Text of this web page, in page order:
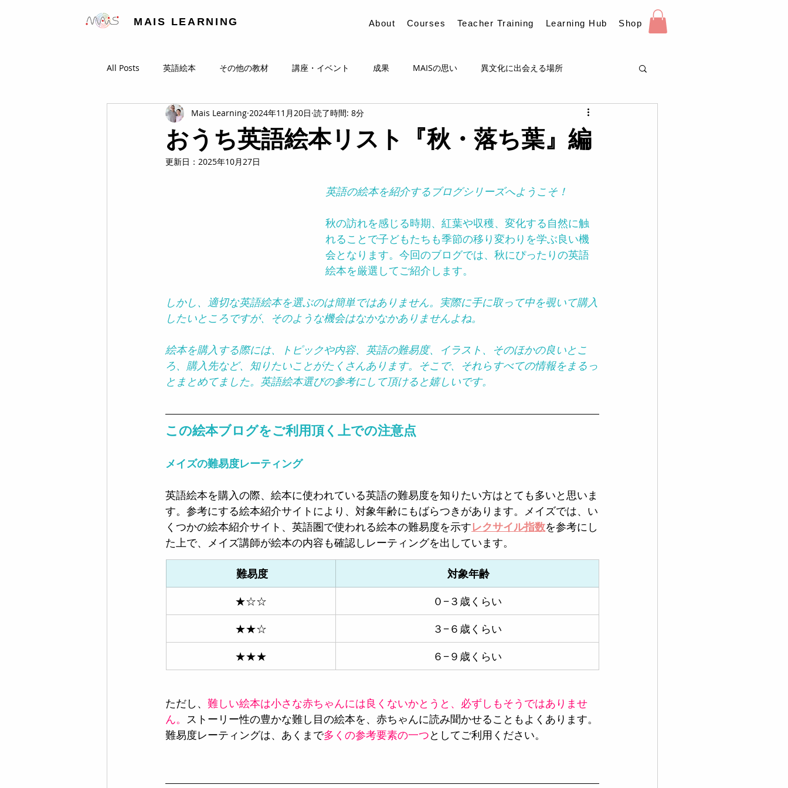
MAIS LEARNING About Courses Teacher Training Learning Hub Shop
All Posts 英語絵本 その他の教材 講座・イベント 成果 MAISの思い 異文化に出会える場所
おうち英語絵本リスト『秋・落ち葉』編
Mais Learning 2024年11月20日 読了時間: 8分
更新日： 2025年10月27日
英語の絵本を紹介するブログシリーズへようこそ！
秋の訪れを感じる時期、紅葉や収穫、変化する自然に触
れることで子どもたちも季節の移り変わりを学ぶ良い機
会となります。今回のブログでは、秋にぴったりの英語
絵本を厳選してご紹介します。
しかし、適切な英語絵本を選ぶのは簡単ではありません。実際に手に取って中を覗いて購入
したいところですが、そのような機会はなかなかありませんよね。
絵本を購入する際には、トピックや内容、英語の難易度、イラスト、そのほかの良いとこ
ろ、購入先など、知りたいことがたくさんあります。そこで、それらすべての情報をまるっ
とまとめてました。英語絵本選びの参考にして頂けると嬉しいです。
この絵本ブログをご利用頂く上での注意点
メイズの難易度レーティング
英語絵本を購入の際、絵本に使われている英語の難易度を知りたい方はとても多いと思いま
す。参考にする絵本紹介サイトにより、対象年齢にもばらつきがあります。メイズでは、い
くつかの絵本紹介サイト、英語圏で使われる絵本の難易度を示すレクサイル指数を参考にし
た上で、メイズ講師が絵本の内容も確認しレーティングを出しています。
難易度 対象年齢
★☆☆
０−３歳くらい
★★☆
３−６歳くらい
★★★
６−９歳くらい
ただし、 難しい絵本は小さな赤ちゃんには良くないかとうと、必ずしもそうではありませ
ん。
ストーリー性の豊かな難し目の絵本を、赤ちゃんに読み聞かせることもよくあります。
難易度レーティングは、あくまで多くの参考要素の一つとしてご利用ください。